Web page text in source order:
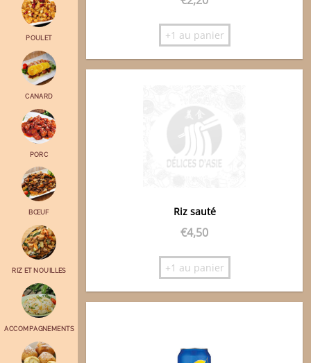
POULET
CANARD
PORC
BŒUF
RIZ ET NOUILLES
ACCOMPAGNEMENTS
+1 au panier
Riz sauté
€4,50
+1 au panier